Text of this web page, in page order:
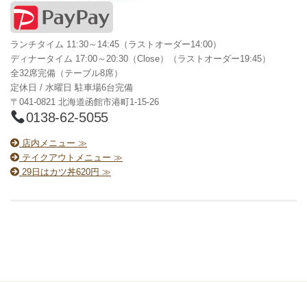
ランチタイム 11:30～14:45（ラストオーダー14:00）
ディナータイム 17:00～20:30（Close）（ラストオーダー19:45）
全32席完備（テーブル8席）
定休日 / 水曜日 駐車場6台完備
〒041-0821 北海道函館市港町1-15-26
0138-62-5055
店内メニュー ≫
テイクアウトメニュー ≫
29日はカツ丼620円 ≫